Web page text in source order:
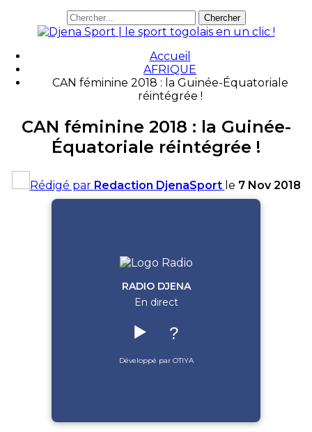
Accueil
AFRIQUE
CAN féminine 2018 : la Guinée-Équatoriale
réintégrée !
CAN féminine 2018 : la Guinée-
Équatoriale réintégrée !
Rédigé par Redaction DjenaSport le 7 Nov 2018
RADIO DJENA
En direct
▶️ ?
Développé par OTIYA